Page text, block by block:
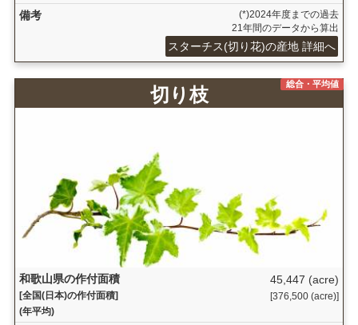
備考
(*)2024年度までの過去
21年間のデータから算出
スターチス(切り花)の産地 詳細へ
総合・平均値
切り枝
和歌山県の作付面積
[全国(日本)の作付面積]
(年平均)
45,447 (acre)
[376,500 (acre)]